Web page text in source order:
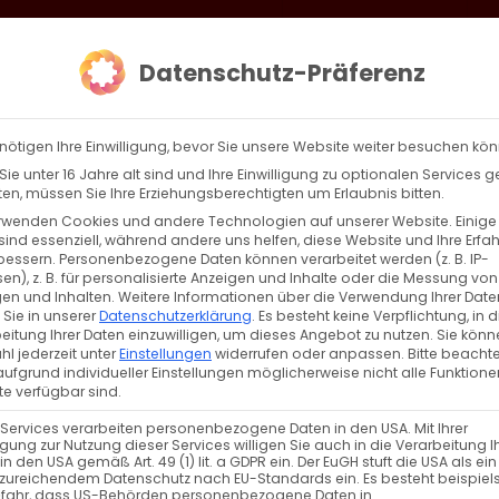
Zurück Vor
Sonntag
Datenschutz-Präferenz
Ihre Einwilligung, bevor Sie unsere Website weiter besuchen
unter 16 Jahre alt sind und Ihre Einwilligung zu optionalen Services
müssen Sie Ihre Erziehungsberechtigten um Erlaubnis bitten.
Cookies und andere Technologien auf unserer Website.
essenziell, während andere uns helfen, diese Website und Ihre
Personenbezogene Daten können verarbeitet werden (z. B. IP-
z. B. für personalisierte Anzeigen und Inhalte oder die Messung von
und Inhalten. Weitere Informationen über die Verwendung Ihrer
in unsererDatenschutzerklärung. Es besteht keine Verpflichtung, in
Ihrer Daten einzuwilligen, um dieses Angebot zu nutzen. Sie
jederzeit unterEinstellungen widerrufen oder anpassen. Bitte
individueller Einstellungen möglicherweise nicht alle
verfügbar sind.
verarbeiten personenbezogene Daten in den USA. Mit Ihrer
zur Nutzung dieser Services willigen Sie auch in die Verarbeitung
den USA gemäß Art. 49 (1) lit. a GDPR ein. Der EuGH stuft die USA als
Datenschutz nach EU-Standards ein. Es besteht
dass US-Behörden personenbezogene Daten in